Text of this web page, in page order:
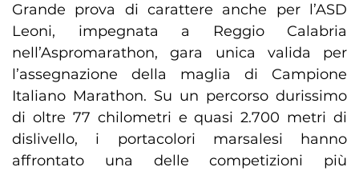
Grande prova di carattere anche per l’ASD
Leoni, impegnata a Reggio Calabria
nell’Aspromarathon, gara unica valida per
l’assegnazione della maglia di Campione
Italiano Marathon. Su un percorso durissimo
di oltre 77 chilometri e quasi 2.700 metri di
dislivello, i portacolori marsalesi hanno
affrontato una delle competizioni più